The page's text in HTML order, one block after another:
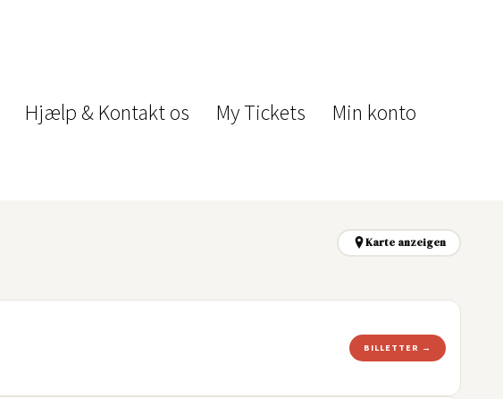
Hjælp & Kontakt os My Tickets Min konto
Karte anzeigen
BILLETTER →